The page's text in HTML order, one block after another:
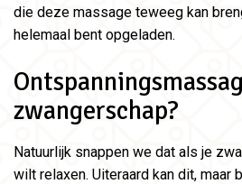
die deze massage teweeg kan
helemaal bent opgeladen.
zwangerschap?
Natuurlijk snappen we dat als je
wilt relaxen. Uiteraard kan dit, maar